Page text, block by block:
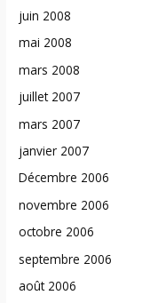
juin 2008
mai 2008
mars 2008
juillet 2007
mars 2007
janvier 2007
Décembre 2006
novembre 2006
octobre 2006
septembre 2006
août 2006